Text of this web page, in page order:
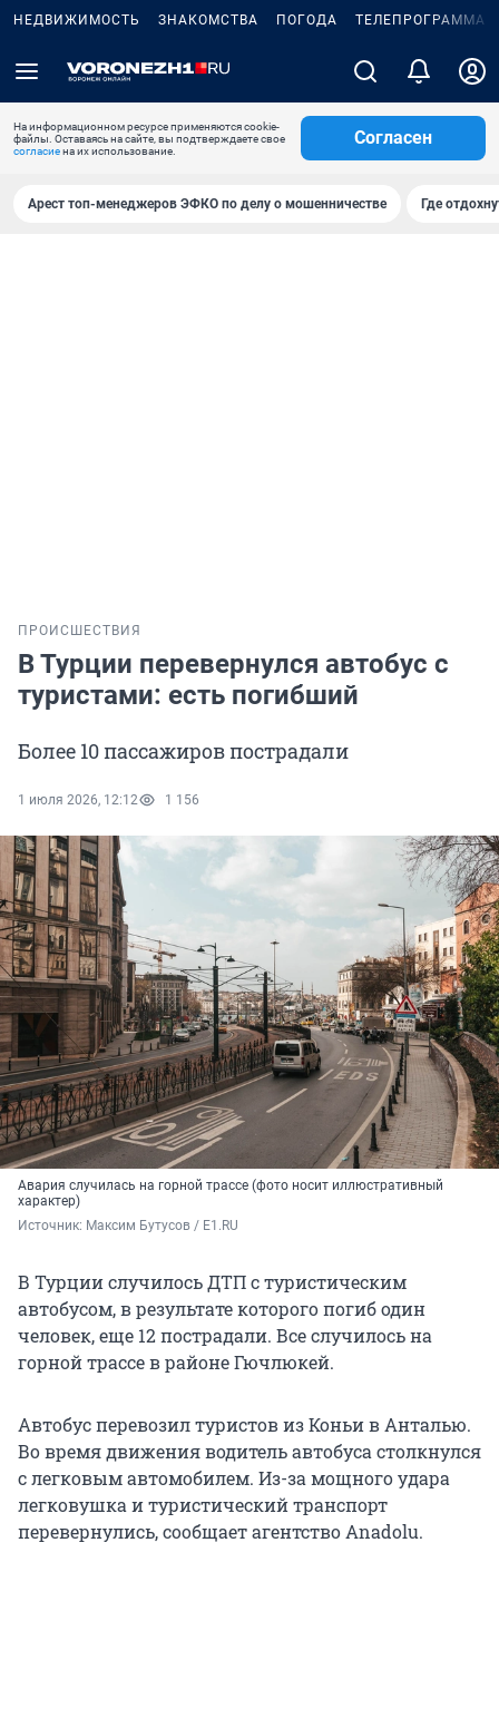
НЕДВИЖИМОСТЬ ЗНАКОМСТВА ПОГОДА ТЕЛЕПРОГРАММА
На информационном ресурсе применяются cookie-
файлы. Оставаясь на сайте, вы подтверждаете свое
согласиена их использование.
Согласен
Арест топ-менеджеров ЭФКО по делу о мошенничестве Где
ПРОИСШЕСТВИЯ
В Турции перевернулся автобус с
туристами: есть погибший
Более 10 пассажиров пострадали
1 июля 2026, 12:12 1 156
Авария случилась на горной трассе (фото носит иллюстративный
характер)
Источник: Максим Бутусов / E1.RU
В Турции случилось ДТП с туристическим
автобусом, в результате которого погиб один
человек, еще 12 пострадали. Все случилось на
горной трассе в районе Гючлюкей.
Автобус перевозил туристов из Коньи в Анталью.
Во время движения водитель автобуса столкнулся
с легковым автомобилем. Из-за мощного удара
легковушка и туристический транспорт
перевернулись, сообщает агентство Anadolu.